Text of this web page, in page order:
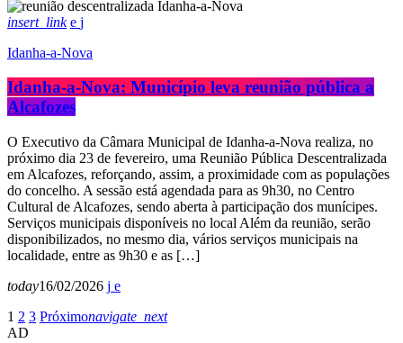
insert_link
Idanha-a-Nova
Idanha-a-Nova: Município leva reunião pública a
Alcafozes
O Executivo da Câmara Municipal de Idanha-a-Nova realiza, no
próximo dia 23 de fevereiro, uma Reunião Pública Descentralizada
em Alcafozes, reforçando, assim, a proximidade com as populações
do concelho. A sessão está agendada para as 9h30, no Centro
Cultural de Alcafozes, sendo aberta à participação dos munícipes.
Serviços municipais disponíveis no local Além da reunião, serão
disponibilizados, no mesmo dia, vários serviços municipais na
localidade, entre as 9h30 e as […]
today16/02/2026
1 2 3 Próximonavigate_next
AD